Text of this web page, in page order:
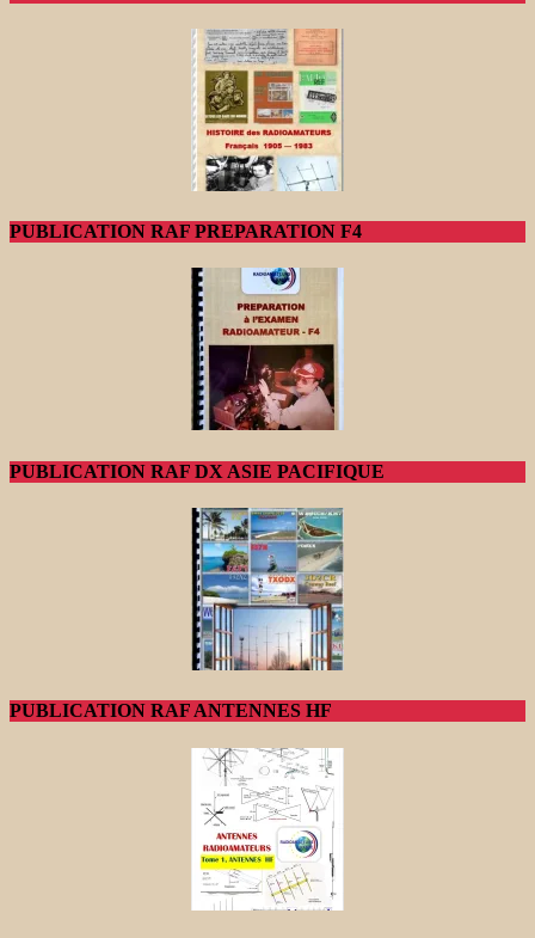
PUBLICATION RAF PREPARATION F4
PUBLICATION RAF DX ASIE PACIFIQUE
PUBLICATION RAF ANTENNES HF